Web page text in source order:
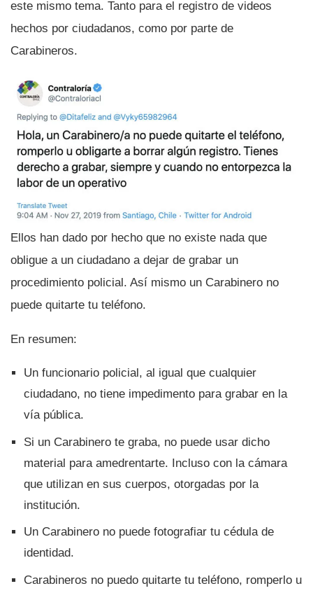
este mismo tema. Tanto para el registro de videos
hechos por ciudadanos, como por parte de
Carabineros.
Ellos han dado por hecho que no existe nada que
obligue a un ciudadano a dejar de grabar un
procedimiento policial. Así­ mismo un Carabinero no
puede quitarte tu teléfono.
En resumen:
Un funcionario policial, al igual que cualquier
ciudadano, no tiene impedimento para grabar en la
ví­a pública.
Si un Carabinero te graba, no puede usar dicho
material para amedrentarte. Incluso con la cámara
que utilizan en sus cuerpos, otorgadas por la
institución.
Un Carabinero no puede fotografiar tu cédula de
identidad.
Carabineros no puedo quitarte tu teléfono, romperlo u